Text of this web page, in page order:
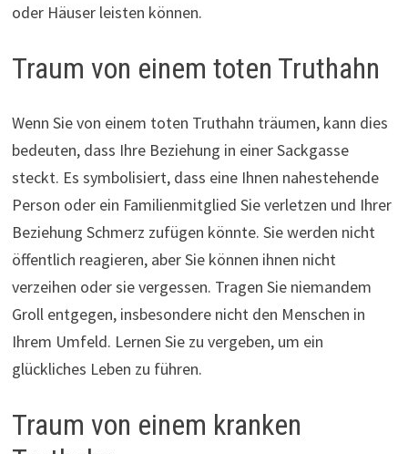
oder Häuser leisten können.
Traum von einem toten Truthahn
Wenn Sie von einem toten Truthahn träumen, kann dies
bedeuten, dass Ihre Beziehung in einer Sackgasse
steckt. Es symbolisiert, dass eine Ihnen nahestehende
Person oder ein Familienmitglied Sie verletzen und Ihrer
Beziehung Schmerz zufügen könnte. Sie werden nicht
öffentlich reagieren, aber Sie können ihnen nicht
verzeihen oder sie vergessen. Tragen Sie niemandem
Groll entgegen, insbesondere nicht den Menschen in
Ihrem Umfeld. Lernen Sie zu vergeben, um ein
glückliches Leben zu führen.
Traum von einem kranken